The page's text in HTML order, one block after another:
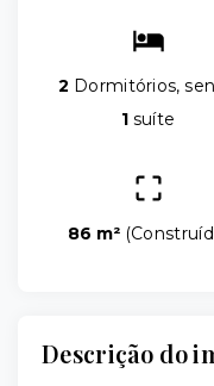
2 Dormitórios,
1 suíte
86 m² (
Descrição do